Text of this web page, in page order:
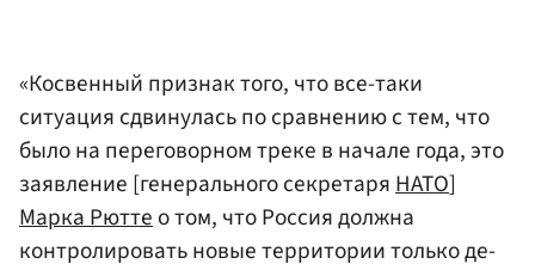
«Косвенный признак того, что все-таки
ситуация сдвинулась по сравнению с тем, что
было на переговорном треке в начале года, это
заявление [генерального секретаряНАТО]
Марка Рюттео том, что Россия должна
контролировать новые территории только де-